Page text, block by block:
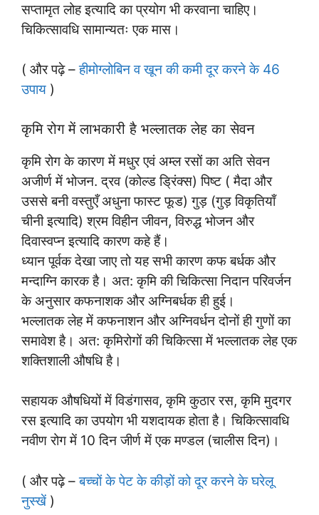
सप्तामृत लोह इत्यादि का प्रयोग भी करवाना चाहिए।
चिकित्सावधि सामान्यतः एक मास।
( और पढ़े –हीमोग्लोबिन व खून की कमी दूर करने के 46
उपाय )
कृमि रोग में लाभकारी है भल्लातक लेह का सेवन
कृमि रोग के कारण में मधुर एवं अम्ल रसों का अति सेवन
अजीर्ण में भोजन. द्रव (कोल्ड ड्रिंक्स) पिष्ट ( मैदा और
उससे बनी वस्तुएँ अधुना फास्ट फूड) गुड़ (गुड़ विकृतियाँ
चीनी इत्यादि) श्रम विहीन जीवन, विरुद्ध भोजन और
दिवास्वप्न इत्यादि कारण कहे हैं।
ध्यान पूर्वक देखा जाए तो यह सभी कारण कफ बर्धक और
मन्दाग्नि कारक है। अत: कृमि की चिकित्सा निदान परिवर्जन
के अनुसार कफनाशक और अग्निबर्धक ही हुई।
भल्लातक लेह में कफनाशन और अग्निवर्धन दोनों ही गुणों का
समावेश है। अत: कृमिरोगों की चिकित्सा में भल्लातक लेह एक
शक्तिशाली औषधि है।
सहायक औषधियों में विडंगासव, कृमि कुठार रस, कृमि मुदगर
रस इत्यादि का उपयोग भी यशदायक होता है। चिकित्सावधि
नवीण रोग में 10 दिन जीर्ण में एक मण्डल (चालीस दिन)।
( और पढ़े –बच्चों के पेट के कीड़ों को दूर करने के घरेलू
नुस्खें )